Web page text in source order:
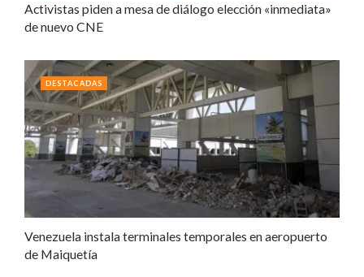
Activistas piden a mesa de diálogo elección «inmediata»
de nuevo CNE
Venezuela instala terminales temporales en aeropuerto
de Maiquetía
DESTACADAS